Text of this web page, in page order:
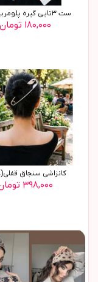
ست ٣تایی گیره پلومریا(9802)
۱۸۰,۰۰۰ تومان
کانزاشی سنجاق قفلی(9718)
۳۹۸,۰۰۰ تومان